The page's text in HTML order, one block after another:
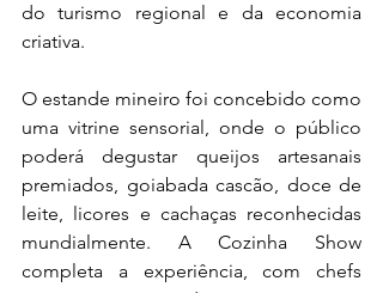
do turismo regional e da economia
criativa.
O estande mineiro foi concebido como
uma vitrine sensorial, onde o público
poderá degustar queijos artesanais
premiados, goiabada cascão, doce de
leite, licores e cachaças reconhecidas
mundialmente. A Cozinha Show
completa a experiência, com chefs